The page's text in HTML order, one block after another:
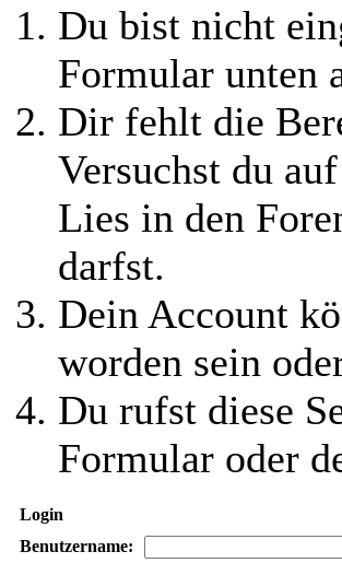
Du bist nicht
Formular unten
Dir fehlt die
Versuchst du
Lies in den
darfst.
Dein Account
worden sein
Du rufst diese
Formular oder
Login
Benutzername: